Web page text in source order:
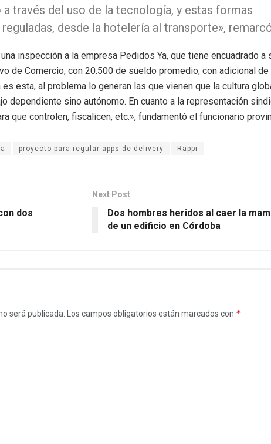
través del uso de la tecnología, y estas formas
desde la hotelería al transporte»,
inspección a la empresa Pedidos Ya, que tiene encuadrado a
de Comercio, con 20.500 de sueldo promedio, con adicional de
esta, al problema lo generan las que vienen que la cultura
dependiente sino autónomo. En cuanto a la representación
que controlen, fiscalicen, etc.», fundamentó el funcionario
proyecto para regular apps de delivery Rappi
dos
Next Post
Dos hombres heridos al caer la
de un edificio en Córdoba
será publicada. Los campos obligatorios están marcados con *